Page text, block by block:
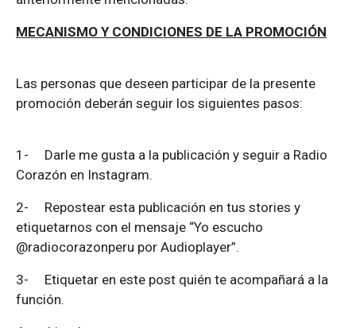
MECANISMO Y CONDICIONES DE LA PROMOCIÓN
Las personas que deseen participar de la presente
promoción deberán seguir los siguientes pasos:
1- Darle me gusta a la publicación y seguir a Radio
Corazón en Instagram.
2- Repostear esta publicación en tus stories y
etiquetarnos con el mensaje “Yo escucho
@radiocorazonperu por Audioplayer”.
3- Etiquetar en este post quién te acompañará a la
función.